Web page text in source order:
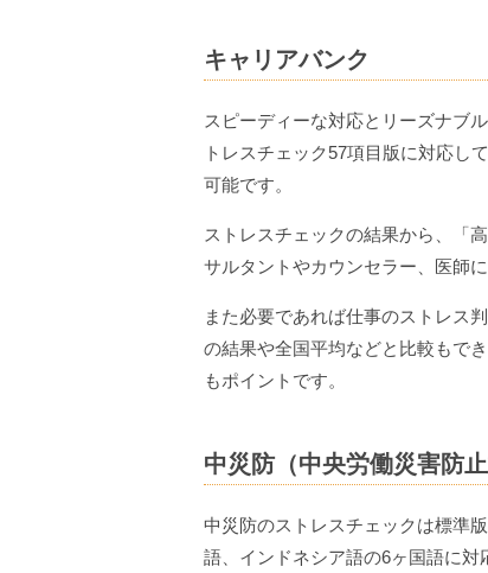
キャリアバンク
スピーディーな対応とリーズナブ
トレスチェック57項目版に対応し
可能です。
ストレスチェックの結果から、「
サルタントやカウンセラー、医師
また必要であれば仕事のストレス
の結果や全国平均などと比較もで
もポイントです。
中災防（中央労働災害防止
中災防のストレスチェックは標準
語、インドネシア語の6ヶ国語に対